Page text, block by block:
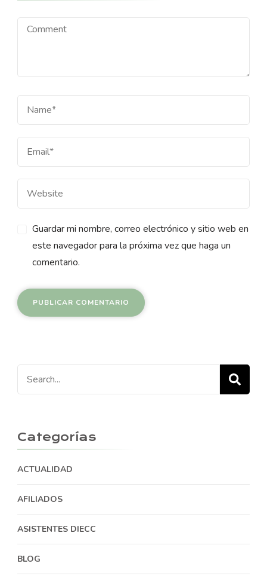
Guardar mi nombre, correo electrónico y sitio web en
este navegador para la próxima vez que haga un
comentario.
Search
for:
Categorías
ACTUALIDAD
AFILIADOS
ASISTENTES DIECC
BLOG